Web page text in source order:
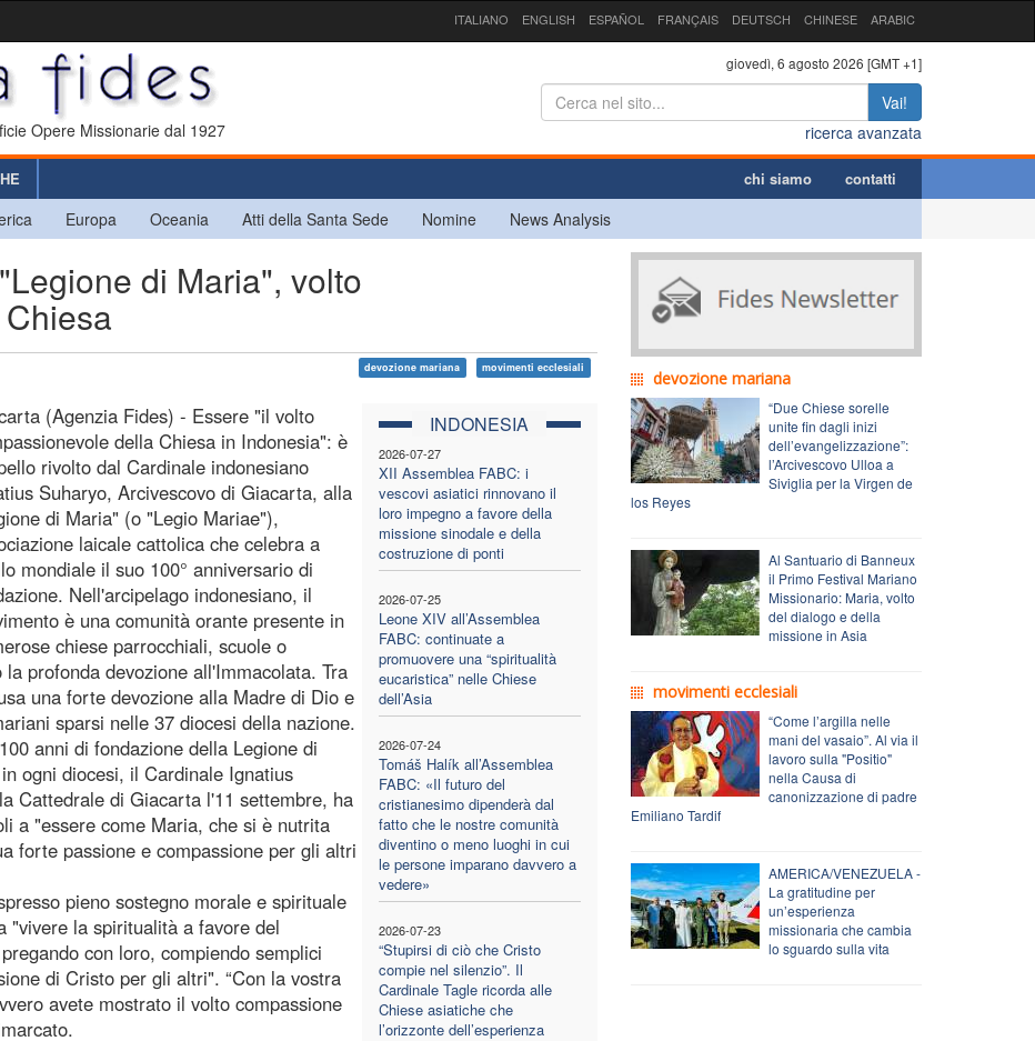
ITALIANO ENGLISH ESPAÑOL FRANÇAIS DEUTSCH CHINESE ARABIC
Opere Missionarie dal 1927
giovedì, 6 agosto 2026 [GMT +1]
Vai!
ricerca avanzata
chi siamo contatti
Europa Oceania Atti della Santa Sede Nomine News Analysis
di Maria", volto
devozione mariana movimenti ecclesiali
INDONESIA
2026-07-27
XII Assemblea FABC: i
vescovi asiatici rinnovano il
loro impegno a favore della
missione sinodale e della
costruzione di ponti
2026-07-25
Leone XIV all’Assemblea
FABC: continuate a
promuovere una “spiritualità
eucaristica” nelle Chiese
dell’Asia
2026-07-24
Tomáš Halík all’Assemblea
FABC: «Il futuro del
cristianesimo dipenderà dal
fatto che le nostre comunità
diventino o meno luoghi in cui
le persone imparano davvero a
vedere»
2026-07-23
“Stupirsi di ciò che Cristo
compie nel silenzio”. Il
Cardinale Tagle ricorda alle
Chiese asiatiche che
l’orizzonte dell’esperienza
(Agenzia Fides) - Essere "il volto
della Chiesa in Indonesia": è
rivolto dal Cardinale indonesiano
Suharyo, Arcivescovo di Giacarta, alla
di Maria" (o "Legio Mariae"),
laicale cattolica che celebra a
mondiale il suo 100° anniversario di
Nell'arcipelago indonesiano, il
è una comunità orante presente in
chiese parrocchiali, scuole o
profonda devozione all'Immacolata. Tra
una forte devozione alla Madre di Dio e
sparsi nelle 37 diocesi della nazione.
anni di fondazione della Legione di
ogni diocesi, il Cardinale Ignatius
Cattedrale di Giacarta l'11 settembre, ha
a "essere come Maria, che si è nutrita
forte passione e compassione per gli altri
pieno sostegno morale e spirituale
"vivere la spiritualità a favore del
con loro, compiendo semplici
di Cristo per gli altri". “Con la vostra
avete mostrato il volto compassione
devozione mariana
“Due Chiese sorelle
unite fin dagli inizi
dell’evangelizzazione”:
l’Arcivescovo Ulloa a
Siviglia per la Virgen de
los Reyes
Al Santuario di Banneux
il Primo Festival Mariano
Missionario: Maria, volto
del dialogo e della
missione in Asia
movimenti ecclesiali
“Come l’argilla nelle
mani del vasaio”. Al via il
lavoro sulla "Positio"
nella Causa di
canonizzazione di padre
Emiliano Tardif
AMERICA/VENEZUELA -
La gratitudine per
un’esperienza
missionaria che cambia
lo sguardo sulla vita